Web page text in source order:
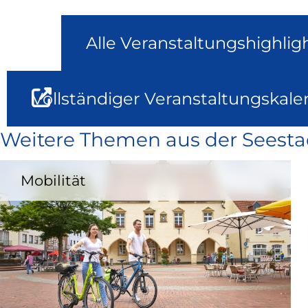
Alle
Vollständiger
Weitere Themen aus der
Mobilität